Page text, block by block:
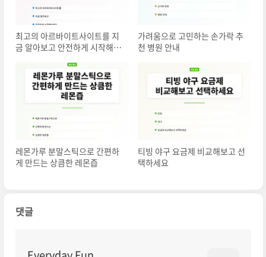
최고의 아르바이트사이트를 지
금 알아보고 안전하게 시작해보
가려움으로 고민하는 손가락 추
천 병원 안내
레몬가루 분말스틱으로 간편하
게 만드는 상큼한 레몬즙
티빙 야구 요금제 비교해보고 선
택하세요
댓글